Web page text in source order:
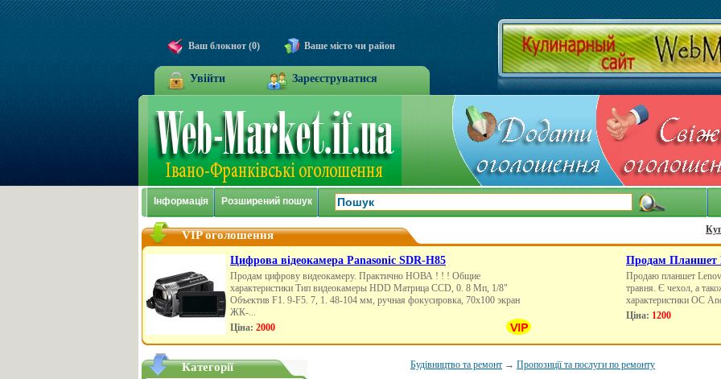
Ваш блокнот (0) Ваше місто чи район
Увійти Зареєструватися
Інформація Розширений пошук
VIP оголошення
Цифрова відеокамера Panasonic SDR-H85
Продам цифрову видеокамеру. Практично НОВА ! ! ! Общие
характеристики Тип видеокамеры HDD Матрица CCD, 0. 8 Мп, 1/8"
Объектив F1. 9-F5. 7, 1. 48-104 мм, ручная фокусировка, 70x100 экран
ЖК-...
Ціна: 2000
Продам Планшет
Продаю планшет
травня. Є чехол, а
характеристики ОС
Ціна: 1200
Будівництво та ремонт → Пропозиції та послуги по ремонту
Категорії